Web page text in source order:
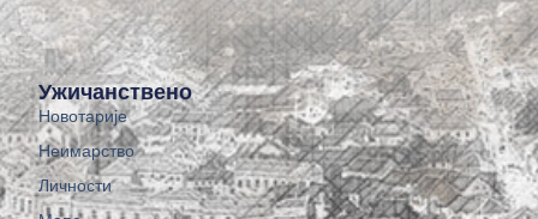
Ужичанствено
Новотарије
Неимарство
Личности